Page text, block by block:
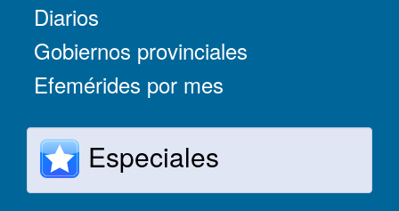
Diarios
Gobiernos provinciales
Efemérides por mes
Especiales